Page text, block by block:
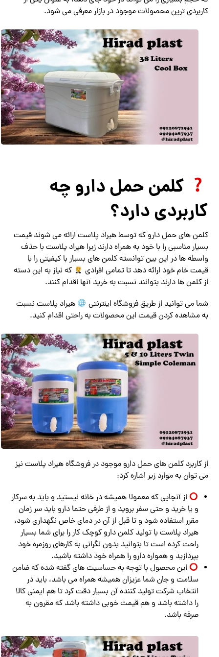
کاربردی ترین محصولات موجود در بازار معرفی می شود.
کلمن حمل دارو چه
کاربردی دارد؟
کلمن های حمل دارو که توسط هیراد پلاست ارائه می شوند قیمت
بسیار مناسبی را با خود به همراه دارند زیرا هیراد پلاست با حذف
واسطه ها در این بین توانسته کلمن های بسیار با کیفیتی را با
قیمت خام خود ارائه دهد تا تمامی افرادی
که نیاز به این دسته
از کلمن ها دارند بتوانند نسبت به خرید آنها اقدام کنند.
شما می توانید از طریق فروشگاه اینترنتی
هیراد پلاست نسبت
به مشاهده کردن قیمت این محصولات به راحتی اقدام کنید.
از کاربرد کلمن های حمل دارو موجود در فروشگاه هیراد پلاست نیز
می توان به موارد زیر اشاره کرد:
از آنجایی که معمولا همیشه در خانه نیستید و باید به سرکار
و یا خرید و حتی سفر بروید و از طرفی حتما دارو باید سر زمان
مقرر استفاده شود و تا قبل از آن در دمای خاص نگهداری شود،
هیراد پلاست با تولید کلمن دارو کوچک کار را برای شما بسیار
راحت کرده است تا بتوانید بدون نگرانی به کارهای روزمره خود
بپردازید و همواره دارو را همراه خود داشته باشید.
این محصول با توجه به حساسیت های گفته شده که ضامن
سلامت و جان شما عزیزان همیشه همراه می باشد، باید در
انتخاب شرکت تولید کننده آن بسیار دقت کرد تا هم ایمنی کالا
را داشته باشد و هم قیمت خوبی داشته باشد که مقرون به
صرفه باشد.